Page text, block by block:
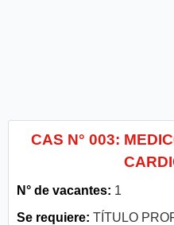
CAS N° 003:
N° de vacantes: 1
Se requiere: TÍTULO